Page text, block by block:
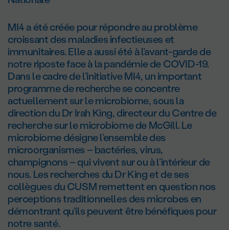
MI4 a été créée pour répondre au problème
croissant des maladies infectieuses et
immunitaires. Elle a aussi été à l’avant-garde de
notre riposte face à la pandémie de COVID-19.
Dans le cadre de l’initiative MI4, un important
programme de recherche se concentre
actuellement sur le microbiome, sous la
direction du DrIrah King, directeur du Centre de
recherche sur le microbiome de McGill. Le
microbiome désigne l’ensemble des
microorganismes – bactéries, virus,
champignons – qui vivent sur ou à l’intérieur de
nous. Les recherches du DrKing et de ses
collègues du CUSM remettent en question nos
perceptions traditionnelles des microbes en
démontrant qu’ils peuvent être bénéfiques pour
notre santé.